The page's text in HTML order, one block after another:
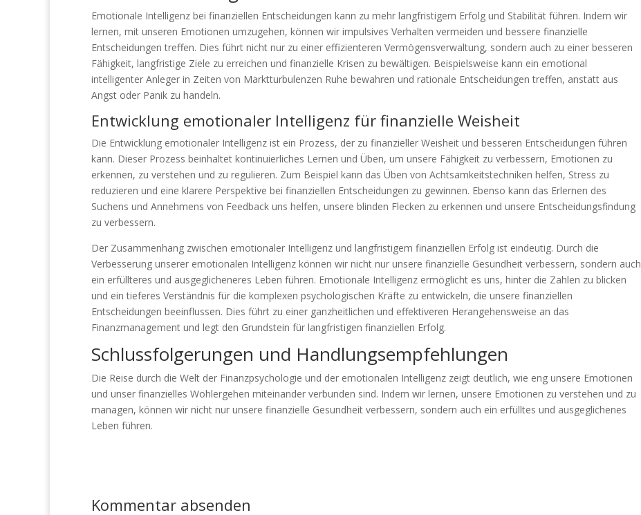
Emotionale Intelligenz bei finanziellen Entscheidungen kann zu mehr langfristigem Erfolg und Stabilität führen. Indem wir
lernen, mit unseren Emotionen umzugehen, können wir impulsives Verhalten vermeiden und bessere finanzielle
Entscheidungen treffen. Dies führt nicht nur zu einer effizienteren Vermögensverwaltung, sondern auch zu einer besseren
Fähigkeit, langfristige Ziele zu erreichen und finanzielle Krisen zu bewältigen. Beispielsweise kann ein emotional
intelligenter Anleger in Zeiten von Marktturbulenzen Ruhe bewahren und rationale Entscheidungen treffen, anstatt aus
Angst oder Panik zu handeln.
Entwicklung emotionaler Intelligenz für finanzielle Weisheit
Die Entwicklung emotionaler Intelligenz ist ein Prozess, der zu finanzieller Weisheit und besseren Entscheidungen führen
kann. Dieser Prozess beinhaltet kontinuierliches Lernen und Üben, um unsere Fähigkeit zu verbessern, Emotionen zu
erkennen, zu verstehen und zu regulieren. Zum Beispiel kann das Üben von Achtsamkeitstechniken helfen, Stress zu
reduzieren und eine klarere Perspektive bei finanziellen Entscheidungen zu gewinnen. Ebenso kann das Erlernen des
Suchens und Annehmens von Feedback uns helfen, unsere blinden Flecken zu erkennen und unsere Entscheidungsfindung
zu verbessern.
Der Zusammenhang zwischen emotionaler Intelligenz und langfristigem finanziellen Erfolg ist eindeutig. Durch die
Verbesserung unserer emotionalen Intelligenz können wir nicht nur unsere finanzielle Gesundheit verbessern, sondern auch
ein erfüllteres und ausgeglicheneres Leben führen. Emotionale Intelligenz ermöglicht es uns, hinter die Zahlen zu blicken
und ein tieferes Verständnis für die komplexen psychologischen Kräfte zu entwickeln, die unsere finanziellen
Entscheidungen beeinflussen. Dies führt zu einer ganzheitlichen und effektiveren Herangehensweise an das
Finanzmanagement und legt den Grundstein für langfristigen finanziellen Erfolg.
Schlussfolgerungen und Handlungsempfehlungen
Die Reise durch die Welt der Finanzpsychologie und der emotionalen Intelligenz zeigt deutlich, wie eng unsere Emotionen
und unser finanzielles Wohlergehen miteinander verbunden sind. Indem wir lernen, unsere Emotionen zu verstehen und zu
managen, können wir nicht nur unsere finanzielle Gesundheit verbessern, sondern auch ein erfülltes und ausgeglichenes
Leben führen.
Kommentar absenden